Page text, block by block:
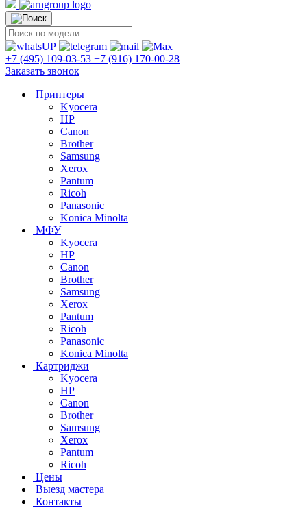
+7 (495) 109-03-53 +7 (916) 170-00-28
Заказать звонок
Принтеры
Kyocera
HP
Canon
Brother
Samsung
Xerox
Pantum
Ricoh
Panasonic
Konica Minolta
МФУ
Kyocera
HP
Canon
Brother
Samsung
Xerox
Pantum
Ricoh
Panasonic
Konica Minolta
Картриджи
Kyocera
HP
Canon
Brother
Samsung
Xerox
Pantum
Ricoh
Цены
Выезд мастера
Контакты